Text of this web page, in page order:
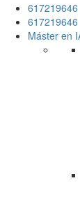
617219646
617219646
Máster en